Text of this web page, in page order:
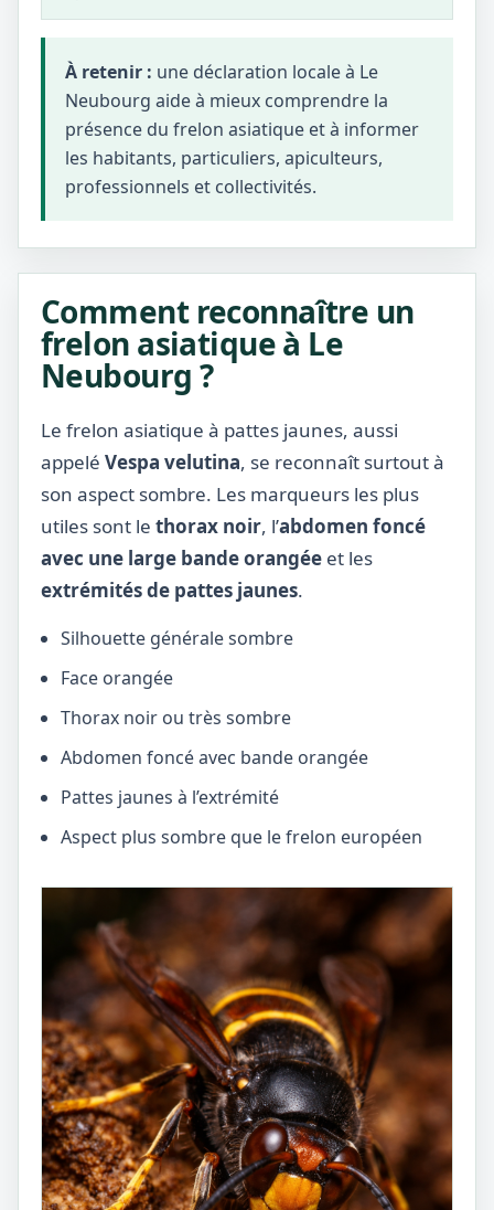
À retenir : une déclaration locale à Le
Neubourg aide à mieux comprendre la
présence du frelon asiatique et à informer
les habitants, particuliers, apiculteurs,
professionnels et collectivités.
Comment reconnaître un
frelon asiatique à Le
Neubourg ?
Le frelon asiatique à pattes jaunes, aussi
appelé Vespa velutina, se reconnaît surtout à
son aspect sombre. Les marqueurs les plus
utiles sont le thorax noir, l’abdomen foncé
avec une large bande orangée et les
extrémités de pattes jaunes.
Silhouette générale sombre
Face orangée
Thorax noir ou très sombre
Abdomen foncé avec bande orangée
Pattes jaunes à l’extrémité
Aspect plus sombre que le frelon européen